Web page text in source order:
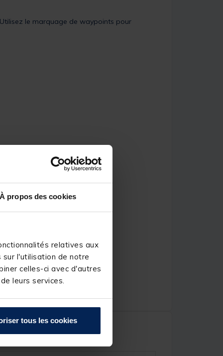
À propos des cookies
relatives aux
l'utilisation de notre
celles-ci avec d'autres
leurs services.
tous les cookies
le marquage de waypoints pour